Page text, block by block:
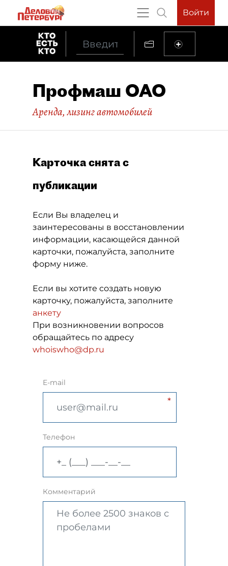
Войти
Профмаш ОАО
Аренда, лизинг автомобилей
Карточка снята с
публикации
Если Вы владелец и
заинтересованы в восстановлении
информации, касающейся данной
карточки, пожалуйста, заполните
форму ниже.
Если вы хотите создать новую
карточку, пожалуйста, заполните
анкету
При возникновении вопросов
обращайтесь по адресу
whoiswho@dp.ru
E-mail
Телефон
Комментарий